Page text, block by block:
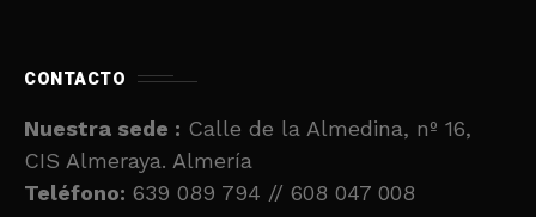
CONTACTO
Nuestra sede : Calle de la Almedina, nº 16,
CIS Almeraya. Almería
Teléfono: 639 089 794 // 608 047 008